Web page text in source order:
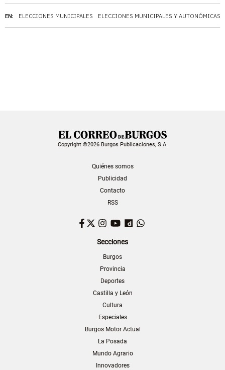
EN: ELECCIONES MUNICIPALES ELECCIONES MUNICIPALES Y AUTONÓMICAS
Copyright ©2026 Burgos Publicaciones, S.A.
Quiénes somos
Publicidad
Contacto
RSS
Facebook
TwitterInstagram
YouTubeDailymotion
Secciones
Burgos
Provincia
Deportes
Castilla y León
Cultura
Especiales
Burgos Motor Actual
La Posada
Mundo Agrario
Innovadores